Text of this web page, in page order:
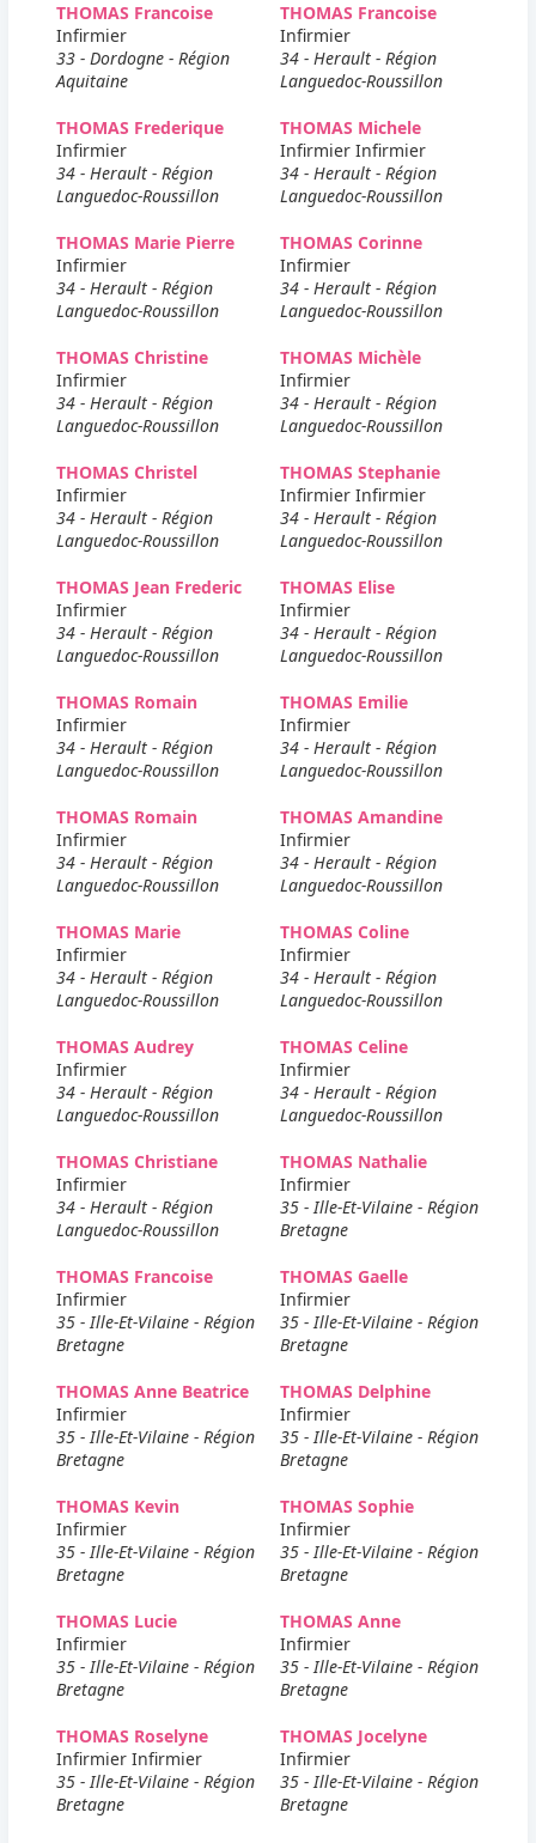
THOMAS Francoise
Infirmier
33 - Dordogne - Région
Aquitaine
THOMAS Francoise
Infirmier
34 - Herault - Région
Languedoc-Roussillon
THOMAS Frederique
Infirmier
34 - Herault - Région
Languedoc-Roussillon
THOMAS Michele
Infirmier Infirmier
34 - Herault - Région
Languedoc-Roussillon
THOMAS Marie Pierre
Infirmier
34 - Herault - Région
Languedoc-Roussillon
THOMAS Corinne
Infirmier
34 - Herault - Région
Languedoc-Roussillon
THOMAS Christine
Infirmier
34 - Herault - Région
Languedoc-Roussillon
THOMAS Michèle
Infirmier
34 - Herault - Région
Languedoc-Roussillon
THOMAS Christel
Infirmier
34 - Herault - Région
Languedoc-Roussillon
THOMAS Stephanie
Infirmier Infirmier
34 - Herault - Région
Languedoc-Roussillon
THOMAS Jean Frederic
Infirmier
34 - Herault - Région
Languedoc-Roussillon
THOMAS Elise
Infirmier
34 - Herault - Région
Languedoc-Roussillon
THOMAS Romain
Infirmier
34 - Herault - Région
Languedoc-Roussillon
THOMAS Emilie
Infirmier
34 - Herault - Région
Languedoc-Roussillon
THOMAS Romain
Infirmier
34 - Herault - Région
Languedoc-Roussillon
THOMAS Amandine
Infirmier
34 - Herault - Région
Languedoc-Roussillon
THOMAS Marie
Infirmier
34 - Herault - Région
Languedoc-Roussillon
THOMAS Coline
Infirmier
34 - Herault - Région
Languedoc-Roussillon
THOMAS Audrey
Infirmier
34 - Herault - Région
Languedoc-Roussillon
THOMAS Celine
Infirmier
34 - Herault - Région
Languedoc-Roussillon
THOMAS Christiane
Infirmier
34 - Herault - Région
Languedoc-Roussillon
THOMAS Nathalie
Infirmier
35 - Ille-Et-Vilaine - Région
Bretagne
THOMAS Francoise
Infirmier
35 - Ille-Et-Vilaine - Région
Bretagne
THOMAS Gaelle
Infirmier
35 - Ille-Et-Vilaine - Région
Bretagne
THOMAS Anne Beatrice
Infirmier
35 - Ille-Et-Vilaine - Région
Bretagne
THOMAS Delphine
Infirmier
35 - Ille-Et-Vilaine - Région
Bretagne
THOMAS Kevin
Infirmier
35 - Ille-Et-Vilaine - Région
Bretagne
THOMAS Sophie
Infirmier
35 - Ille-Et-Vilaine - Région
Bretagne
THOMAS Lucie
Infirmier
35 - Ille-Et-Vilaine - Région
Bretagne
THOMAS Anne
Infirmier
35 - Ille-Et-Vilaine - Région
Bretagne
THOMAS Roselyne
Infirmier Infirmier
35 - Ille-Et-Vilaine - Région
Bretagne
THOMAS Jocelyne
Infirmier
35 - Ille-Et-Vilaine - Région
Bretagne